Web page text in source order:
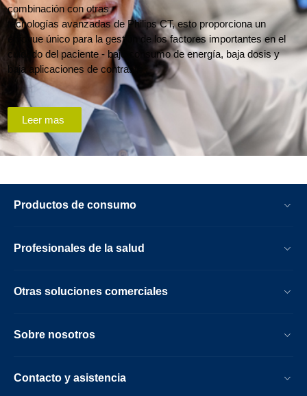
combinación con otras
tecnologías avanzadas de Philips CT, esto proporciona un
enfoque único para la gestión de los factores importantes en el
cuidado del paciente - bajo consumo de energía, baja dosis y
baja aplicaciones de contraste .
Leer mas
Productos de consumo
Profesionales de la salud
Otras soluciones comerciales
Sobre nosotros
Contacto y asistencia